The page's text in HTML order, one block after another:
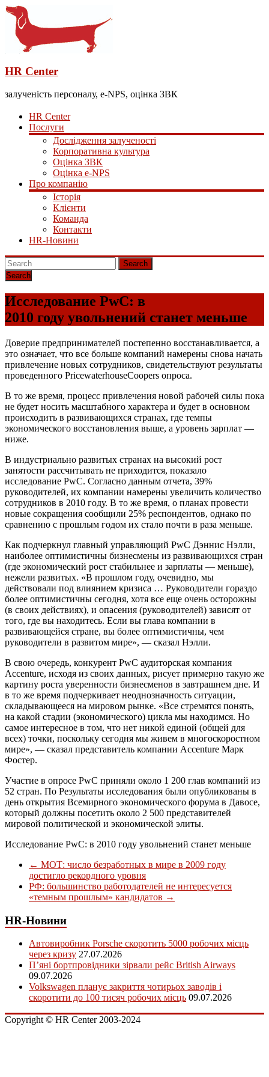
HR Center
залученість персоналу, e-NPS, оцінка ЗВК
HR Center
Послуги
Дослідження залученості
Корпоративна культура
Оцінка ЗВК
Оцінка e-NPS
Про компанію
Історія
Клієнти
Команда
Контакти
HR-Новини
Search
Исследование PwC: в
2010 году увольнений станет меньше
Доверие предпринимателей постепенно восстанавливается, а
это означает, что все больше компаний намерены снова начать
привлечение новых сотрудников, свидетельствуют результаты
проведенного PricewaterhouseCoopers опроса.
В то же время, процесс привлечения новой рабочей силы пока
не будет носить масштабного характера и будет в основном
происходить в развивающихся странах, где темпы
экономического восстановления выше, а уровень зарплат —
ниже.
В индустриально развитых странах на высокий рост
занятости рассчитывать не приходится, показало
исследование PwC. Согласно данным отчета, 39%
руководителей, их компании намерены увеличить количество
сотрудников в 2010 году. В то же время, о планах провести
новые сокращения сообщили 25% респондентов, однако по
сравнению с прошлым годом их стало почти в раза меньше.
Как подчеркнул главный управляющий PwC Дэннис Нэлли,
наиболее оптимистичны бизнесмены из развивающихся стран
(где экономический рост стабильнее и зарплаты — меньше),
нежели развитых. «В прошлом году, очевидно, мы
действовали под влиянием кризиса … Руководители гораздо
более оптимистичны сегодня, хотя все еще очень осторожны
(в своих действиях), и опасения (руководителей) зависят от
того, где вы находитесь. Если вы глава компании в
развивающейся стране, вы более оптимистичны, чем
руководители в развитом мире», — сказал Нэлли.
В свою очередь, конкурент PwC аудиторская компания
Accenture, исходя из своих данных, рисует примерно такую же
картину роста уверенности бизнесменов в завтрашнем дне. И
в то же время подчеркивает неоднозначность ситуации,
складывающееся на мировом рынке. «Все стремятся понять,
на какой стадии (экономического) цикла мы находимся. Но
самое интересное в том, что нет никой единой (общей для
всех) точки, поскольку сегодня мы живем в многоскоростном
мире», — сказал представитель компании Accenture Марк
Фостер.
Участие в опросе PwC приняли около 1 200 глав компаний из
52 стран. По Результаты исследования были опубликованы в
день открытия Всемирного экономического форума в Давосе,
который должны посетить около 2 500 представителей
мировой политической и экономической элиты.
Исследование PwC: в 2010 году увольнений станет меньше
← МОТ: число безработных в мире в 2009 году
достигло рекордного уровня
РФ: большинство работодателей не интересуется
«темным прошлым» кандидатов →
HR-Новини
Автовиробник Porsche скоротить 5000 робочих місць
через кризу 27.07.2026
П’яні бортпровідники зірвали рейс British Airways
09.07.2026
Volkswagen планує закриття чотирьох заводів і
скоротити до 100 тисяч робочих місць 09.07.2026
Copyright © HR Center 2003-2024